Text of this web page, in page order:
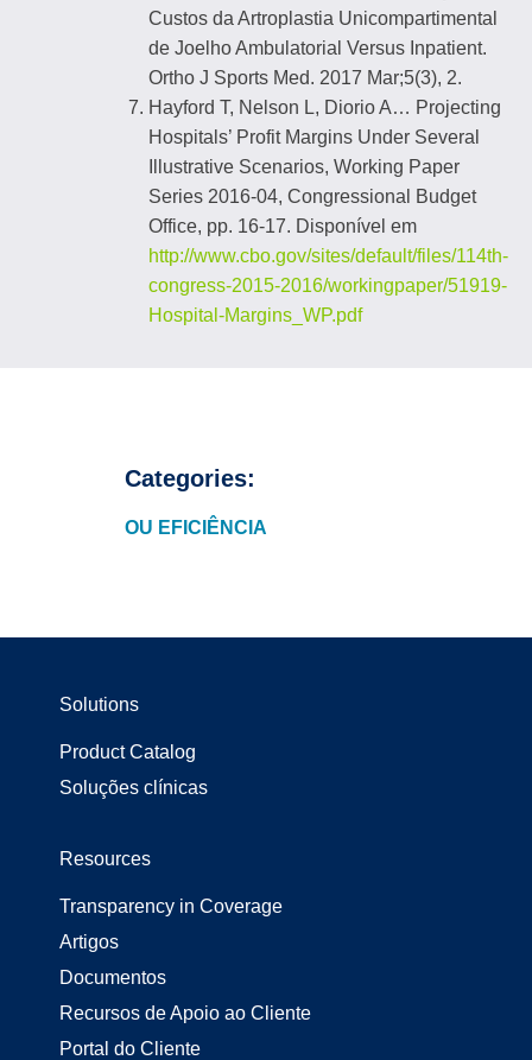
Custos da Artroplastia Unicompartimental
de Joelho Ambulatorial Versus Inpatient.
Ortho J Sports Med. 2017 Mar;5(3), 2.
Hayford T, Nelson L, Diorio A… Projecting
Hospitals’ Profit Margins Under Several
Illustrative Scenarios, Working Paper
Series 2016-04, Congressional Budget
Office, pp. 16-17. Disponível em
http://www.cbo.gov/sites/default/files/114th-
congress-2015-2016/workingpaper/51919-
Hospital-Margins_WP.pdf
Categories:
OU EFICIÊNCIA
Solutions
Product Catalog
Soluções clínicas
Resources
Transparency in Coverage
Artigos
Documentos
Recursos de Apoio ao Cliente
Portal do Cliente